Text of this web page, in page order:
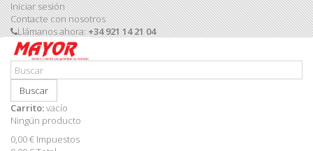
Iniciar sesión
Contacte con nosotros
Llámanos ahora:+34 921 14 21 04
Buscar
Carrito:vacío
Ningún producto
0,00 € Impuestos